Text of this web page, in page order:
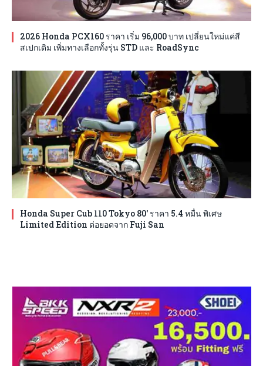
2026 Honda PCX160 ราคา เริ่ม 96,000 บาท เปลี่ยนใหม่แค่สี
สเปกเดิม เพิ่มทางเลือกทั้งรุ่น STD และ RoadSync
Honda Super Cub 110 Tokyo 80′ ราคา 5.4 หมื่น พิเศษ
Limited Edition ต่อยอดจาก Fuji San